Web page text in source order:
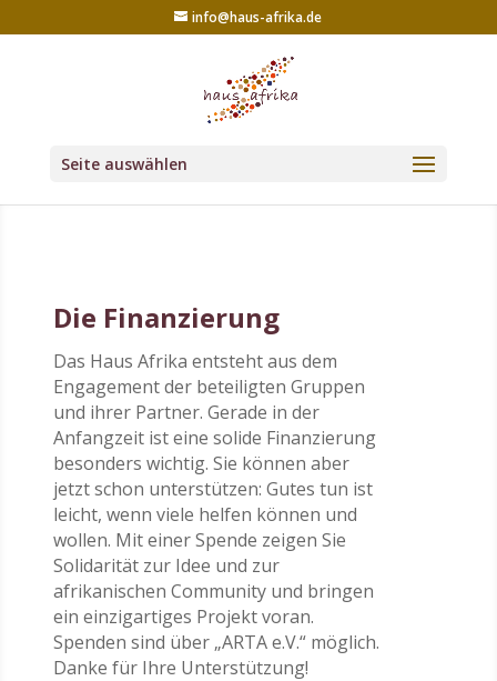
info@haus-afrika.de
Seite auswählen
Die Finanzierung
Das Haus Afrika entsteht aus dem
Engagement der beteiligten Gruppen
und ihrer Partner. Gerade in der
Anfangzeit ist eine solide Finanzierung
besonders wichtig. Sie können aber
jetzt schon unterstützen: Gutes tun ist
leicht, wenn viele helfen können und
wollen. Mit einer Spende zeigen Sie
Solidarität zur Idee und zur
afrikanischen Community und bringen
ein einzigartiges Projekt voran.
Spenden sind über „ARTA e.V.“ möglich.
Danke für Ihre Unterstützung!